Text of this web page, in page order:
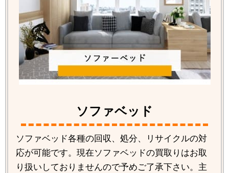
ソファベッド
ソファベッド各種の回収、処分、リサイクルの対
応が可能です。現在ソファベッドの買取りはお取
り扱いしておりませんので予めご了承下さい。主